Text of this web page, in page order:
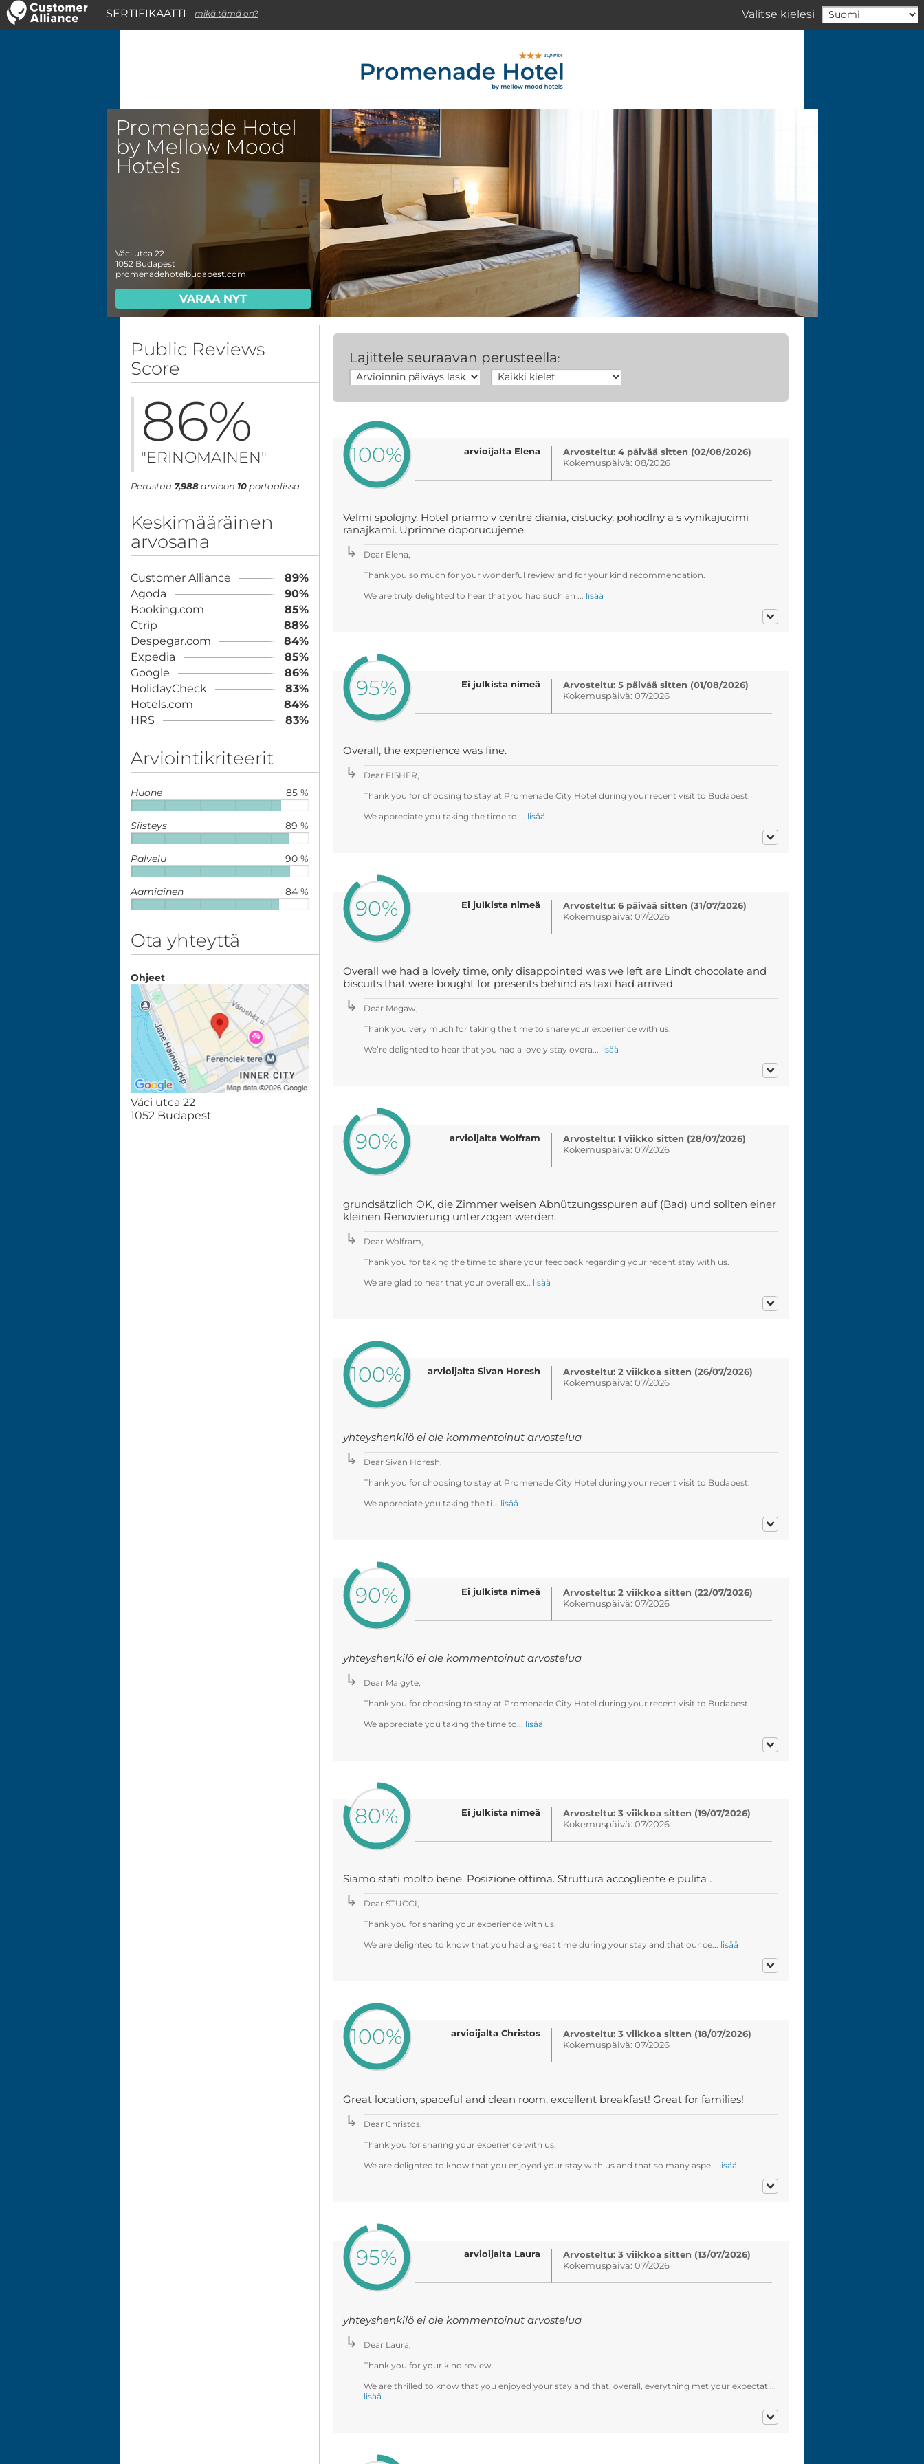
Valitse kielesi
Promenade Hotel
by Mellow Mood
Hotels
Váci utca 22
1052 Budapest
promenadehotelbudapest.com
VARAA NYT
Public Reviews
Score
86%
"ERINOMAINEN"
Perustuu 7,988arvioon 10portaalissa
Keskimääräinen
arvosana
Customer Alliance
89%
Agoda
90%
Booking.com
85%
Ctrip
88%
Despegar.com
84%
Expedia
85%
Google
86%
HolidayCheck
83%
Hotels.com
84%
HRS
83%
Arviointikriteerit
85 %
Huone
89 %
Siisteys
90 %
Palvelu
84 %
Aamiainen
Ota yhteyttä
Ohjeet
Váci utca 22
1052 Budapest
Lajittele seuraavan perusteella:
100% arvioijalta Elena
Arvosteltu: 4 päivää sitten (02/08/2026)
Kokemuspäivä: 08/2026
Velmi spolojny. Hotel priamo v centre diania, cistucky, pohodlny a s vynikajucimi
ranajkami. Uprimne doporucujeme.
Dear Elena,
Thank you so much for your wonderful review and for your kind recommendation.
We are truly delighted to hear that you had such an ... lisää
95% Ei julkista nimeä
Arvosteltu: 5 päivää sitten (01/08/2026)
Kokemuspäivä: 07/2026
Overall, the experience was fine.
Dear FISHER,
Thank you for choosing to stay at Promenade City Hotel during your recent visit to Budapest.
We appreciate you taking the time to ... lisää
90% Ei julkista nimeä
Arvosteltu: 6 päivää sitten (31/07/2026)
Kokemuspäivä: 07/2026
Overall we had a lovely time, only disappointed was we left are Lindt chocolate and
biscuits that were bought for presents behind as taxi had arrived
Dear Megaw,
Thank you very much for taking the time to share your experience with us.
We’re delighted to hear that you had a lovely stay overa... lisää
90% arvioijalta Wolfram
Arvosteltu: 1 viikko sitten (28/07/2026)
Kokemuspäivä: 07/2026
grundsätzlich OK, die Zimmer weisen Abnützungsspuren auf (Bad) und sollten einer
kleinen Renovierung unterzogen werden.
Dear Wolfram,
Thank you for taking the time to share your feedback regarding your recent stay with us.
We are glad to hear that your overall ex... lisää
100% arvioijalta Sivan Horesh
Arvosteltu: 2 viikkoa sitten (26/07/2026)
Kokemuspäivä: 07/2026
yhteyshenkilö ei ole kommentoinut arvostelua
Dear Sivan Horesh,
Thank you for choosing to stay at Promenade City Hotel during your recent visit to Budapest.
We appreciate you taking the ti... lisää
90% Ei julkista nimeä
Arvosteltu: 2 viikkoa sitten (22/07/2026)
Kokemuspäivä: 07/2026
yhteyshenkilö ei ole kommentoinut arvostelua
Dear Maigyte,
Thank you for choosing to stay at Promenade City Hotel during your recent visit to Budapest.
We appreciate you taking the time to... lisää
80% Ei julkista nimeä
Arvosteltu: 3 viikkoa sitten (19/07/2026)
Kokemuspäivä: 07/2026
Siamo stati molto bene. Posizione ottima. Struttura accogliente e pulita .
Dear STUCCI,
Thank you for sharing your experience with us.
We are delighted to know that you had a great time during your stay and that our ce... lisää
100% arvioijalta Christos
Arvosteltu: 3 viikkoa sitten (18/07/2026)
Kokemuspäivä: 07/2026
Great location, spaceful and clean room, excellent breakfast! Great for families!
Dear Christos,
Thank you for sharing your experience with us.
We are delighted to know that you enjoyed your stay with us and that so many aspe... lisää
95% arvioijalta Laura
Arvosteltu: 3 viikkoa sitten (13/07/2026)
Kokemuspäivä: 07/2026
yhteyshenkilö ei ole kommentoinut arvostelua
Dear Laura,
Thank you for your kind review.
We are thrilled to know that you enjoyed your stay and that, overall, everything met your expectati...
lisää
SERTIFIKAATTI mikä tämä on?